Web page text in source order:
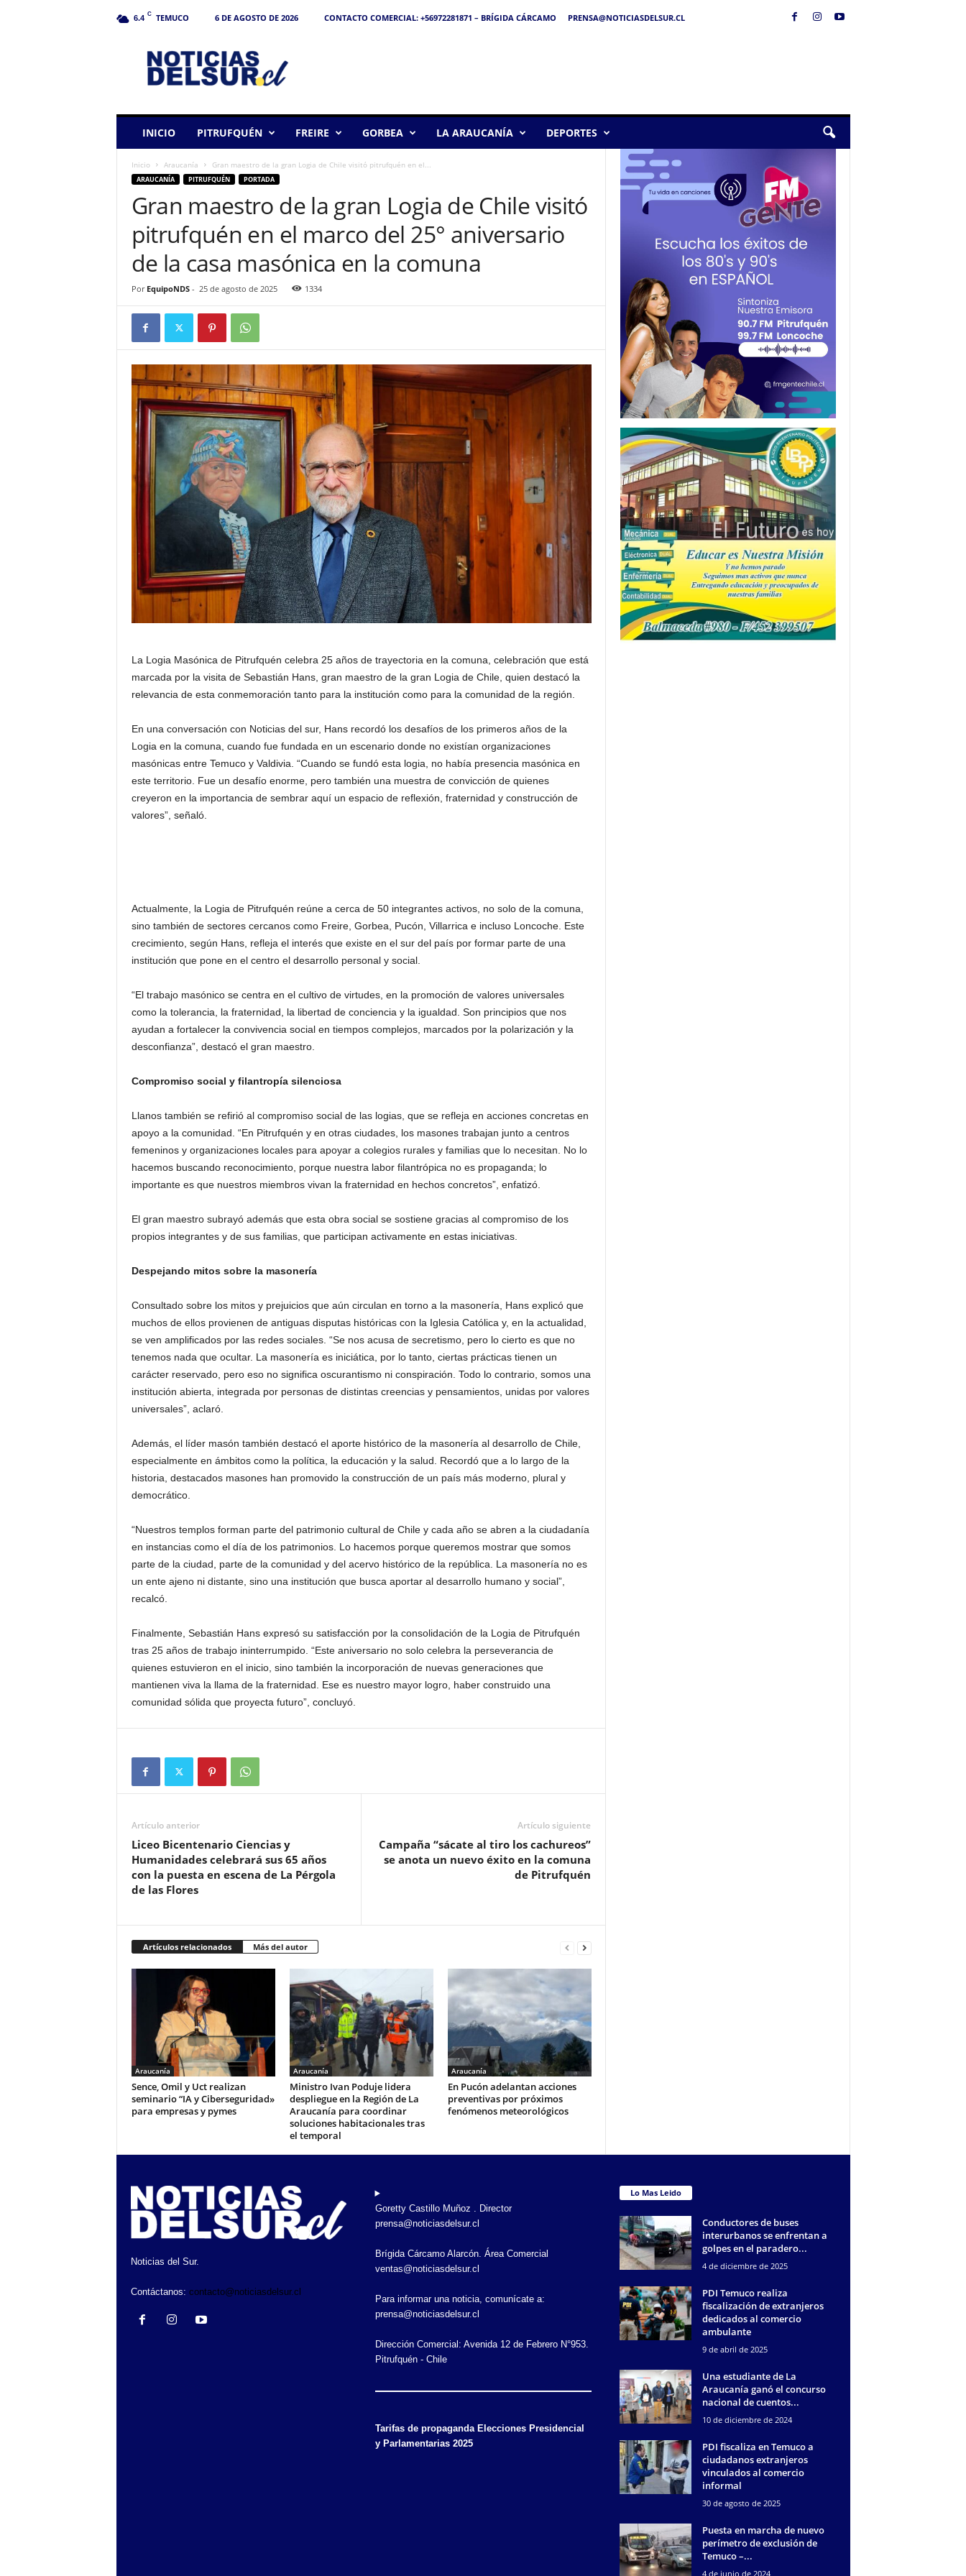
6.4 C TEMUCO 6 DE AGOSTO DE 2026 CONTACTO COMERCIAL: +56972281871 – BRÍGIDA CÁRCAMO
PRENSA@NOTICIASDELSUR.CL
INICIO PITRUFQUÉN FREIRE GORBEA LA ARAUCANÍA DEPORTES
Inicio Araucanía Gran maestro de la gran Logia de Chile visitó pitrufquén en el...
ARAUCANÍA PITRUFQUÉN PORTADA
Gran maestro de la gran Logia de Chile visitó
pitrufquén en el marco del 25° aniversario
de la casa masónica en la comuna
Por EquipoNDS- 25 de agosto de 2025 1334
La Logia Masónica de Pitrufquén celebra 25 años de trayectoria en la comuna, celebración que está
marcada por la visita de Sebastián Hans, gran maestro de la gran Logia de Chile, quien destacó la
relevancia de esta conmemoración tanto para la institución como para la comunidad de la región.
En una conversación con Noticias del sur, Hans recordó los desafíos de los primeros años de la
Logia en la comuna, cuando fue fundada en un escenario donde no existían organizaciones
masónicas entre Temuco y Valdivia. “Cuando se fundó esta logia, no había presencia masónica en
este territorio. Fue un desafío enorme, pero también una muestra de convicción de quienes
creyeron en la importancia de sembrar aquí un espacio de reflexión, fraternidad y construcción de
valores”, señaló.
Actualmente, la Logia de Pitrufquén reúne a cerca de 50 integrantes activos, no solo de la comuna,
sino también de sectores cercanos como Freire, Gorbea, Pucón, Villarrica e incluso Loncoche. Este
crecimiento, según Hans, refleja el interés que existe en el sur del país por formar parte de una
institución que pone en el centro el desarrollo personal y social.
“El trabajo masónico se centra en el cultivo de virtudes, en la promoción de valores universales
como la tolerancia, la fraternidad, la libertad de conciencia y la igualdad. Son principios que nos
ayudan a fortalecer la convivencia social en tiempos complejos, marcados por la polarización y la
desconfianza”, destacó el gran maestro.
Compromiso social y filantropía silenciosa
Llanos también se refirió al compromiso social de las logias, que se refleja en acciones concretas en
apoyo a la comunidad. “En Pitrufquén y en otras ciudades, los masones trabajan junto a centros
femeninos y organizaciones locales para apoyar a colegios rurales y familias que lo necesitan. No lo
hacemos buscando reconocimiento, porque nuestra labor filantrópica no es propaganda; lo
importante es que nuestros miembros vivan la fraternidad en hechos concretos”, enfatizó.
El gran maestro subrayó además que esta obra social se sostiene gracias al compromiso de los
propios integrantes y de sus familias, que participan activamente en estas iniciativas.
Despejando mitos sobre la masonería
Consultado sobre los mitos y prejuicios que aún circulan en torno a la masonería, Hans explicó que
muchos de ellos provienen de antiguas disputas históricas con la Iglesia Católica y, en la actualidad,
se ven amplificados por las redes sociales. “Se nos acusa de secretismo, pero lo cierto es que no
tenemos nada que ocultar. La masonería es iniciática, por lo tanto, ciertas prácticas tienen un
carácter reservado, pero eso no significa oscurantismo ni conspiración. Todo lo contrario, somos una
institución abierta, integrada por personas de distintas creencias y pensamientos, unidas por valores
universales”, aclaró.
Además, el líder masón también destacó el aporte histórico de la masonería al desarrollo de Chile,
especialmente en ámbitos como la política, la educación y la salud. Recordó que a lo largo de la
historia, destacados masones han promovido la construcción de un país más moderno, plural y
democrático.
“Nuestros templos forman parte del patrimonio cultural de Chile y cada año se abren a la ciudadanía
en instancias como el día de los patrimonios. Lo hacemos porque queremos mostrar que somos
parte de la ciudad, parte de la comunidad y del acervo histórico de la república. La masonería no es
un ente ajeno ni distante, sino una institución que busca aportar al desarrollo humano y social”,
recalcó.
Finalmente, Sebastián Hans expresó su satisfacción por la consolidación de la Logia de Pitrufquén
tras 25 años de trabajo ininterrumpido. “Este aniversario no solo celebra la perseverancia de
quienes estuvieron en el inicio, sino también la incorporación de nuevas generaciones que
mantienen viva la llama de la fraternidad. Ese es nuestro mayor logro, haber construido una
comunidad sólida que proyecta futuro”, concluyó.
Artículo anterior
Liceo Bicentenario Ciencias y
Humanidades celebrará sus 65 años
con la puesta en escena de La Pérgola
de las Flores
Artículo siguiente
Campaña “sácate al tiro los cachureos”
se anota un nuevo éxito en la comuna
de Pitrufquén
Artículos relacionados Más del autor
Araucanía
Sence, Omil y Uct realizan
seminario “IA y Ciberseguridad»
para empresas y pymes
Araucanía
Ministro Ivan Poduje lidera
despliegue en la Región de La
Araucanía para coordinar
soluciones habitacionales tras
el temporal
Araucanía
En Pucón adelantan acciones
preventivas por próximos
fenómenos meteorológicos
Noticias del Sur.
Contáctanos: contacto@noticiasdelsur.cl
Goretty Castillo Muñoz . Director
prensa@noticiasdelsur.cl
Brígida Cárcamo Alarcón. Área Comercial
ventas@noticiasdelsur.cl
Para informar una noticia, comunícate a:
prensa@noticiasdelsur.cl
Dirección Comercial: Avenida 12 de Febrero N°953.
Pitrufquén - Chile
Tarifas de propaganda Elecciones Presidencial
y Parlamentarias 2025
Lo Mas Leido
Conductores de buses
interurbanos se enfrentan a
golpes en el paradero...
4 de diciembre de 2025
PDI Temuco realiza
fiscalización de extranjeros
dedicados al comercio
ambulante
9 de abril de 2025
Una estudiante de La
Araucanía ganó el concurso
nacional de cuentos...
10 de diciembre de 2024
PDI fiscaliza en Temuco a
ciudadanos extranjeros
vinculados al comercio
informal
30 de agosto de 2025
Puesta en marcha de nuevo
perímetro de exclusión de
Temuco –...
4 de junio de 2024